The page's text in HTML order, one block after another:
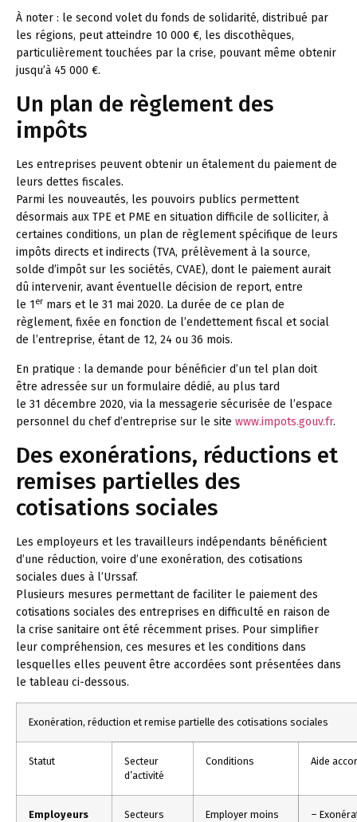
À noter : le second volet du fonds de solidarité, distribué par
les régions, peut atteindre 10 000 €, les discothèques,
particulièrement touchées par la crise, pouvant même obtenir
jusqu’à 45 000 €.
Un plan de règlement des
impôts
Les entreprises peuvent obtenir un étalement du paiement de
leurs dettes fiscales.
Parmi les nouveautés, les pouvoirs publics permettent
désormais aux TPE et PME en situation difficile de solliciter, à
certaines conditions, un plan de règlement spécifique de leurs
impôts directs et indirects (TVA, prélèvement à la source,
solde d’impôt sur les sociétés, CVAE), dont le paiement aurait
dû intervenir, avant éventuelle décision de report, entre
le 1er mars et le 31 mai 2020. La durée de ce plan de
règlement, fixée en fonction de l’endettement fiscal et social
de l’entreprise, étant de 12, 24 ou 36 mois.
En pratique : la demande pour bénéficier d’un tel plan doit
être adressée sur un formulaire dédié, au plus tard
le 31 décembre 2020, via la messagerie sécurisée de l’espace
personnel du chef d’entreprise sur le site www.impots.gouv.fr.
Des exonérations, réductions et
remises partielles des
cotisations sociales
Les employeurs et les travailleurs indépendants bénéficient
d’une réduction, voire d’une exonération, des cotisations
sociales dues à l’Urssaf.
Plusieurs mesures permettant de faciliter le paiement des
cotisations sociales des entreprises en difficulté en raison de
la crise sanitaire ont été récemment prises. Pour simplifier
leur compréhension, ces mesures et les conditions dans
lesquelles elles peuvent être accordées sont présentées dans
le tableau ci-dessous.
Exonération, réduction et remise partielle des cotisations sociales
Statut
Secteur
d’activité
Conditions Aide
Employeurs
Secteurs
Employer moins
–